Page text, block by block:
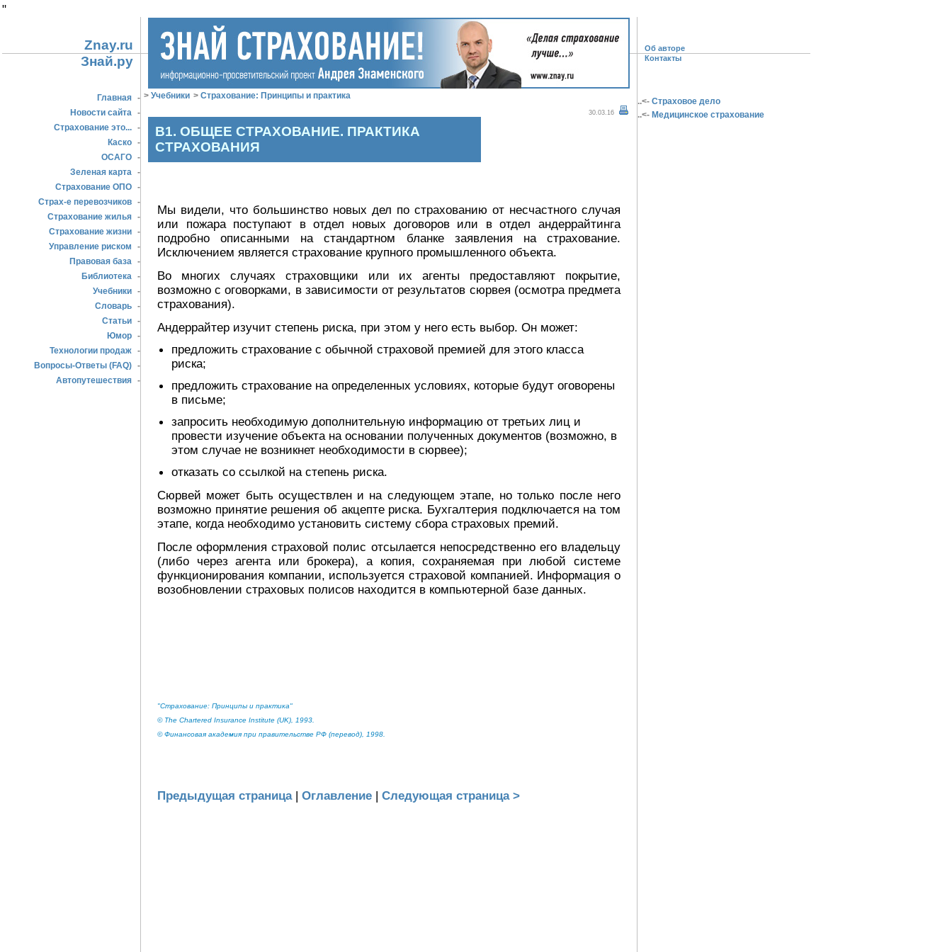
"
Znay.ru Об авторе
Знай.ру Контакты
Главная -
Новости сайта -
Страхование это... -
Каско -
ОСАГО -
Зеленая карта -
Страхование ОПО -
Страх-е перевозчиков -
Страхование жилья -
Страхование жизни -
Управление риском
-
Правовая база -
Библиотека -
Учебники -
Словарь -
Статьи -
Юмор -
Технологии продаж -
Вопросы-Ответы (FAQ) -
Автопутешествия -
> Учебники > Страхование: Принципы и практика
..<- Страховое дело
..<- Медицинское страхование
В1. ОБЩЕЕ СТРАХОВАНИЕ. ПРАКТИКА
СТРАХОВАНИЯ
30.03.16
Мы видели, что большинство новых дел по страхованию от несчастного случая
или пожара поступают в отдел новых договоров или в отдел андеррайтинга
подробно описанными на стандартном бланке заявления на страхование.
Исключением является страхование крупного промышленного объекта.
Во многих случаях страховщики или их агенты предоставляют покрытие,
возможно с оговорками, в зависимости от результатов сюрвея (осмотра предмета
страхования).
Андеррайтер изучит степень риска, при этом у него есть выбор. Он может:
предложить страхование с обычной страховой премией для этого класса
риска;
предложить страхование на определенных условиях, которые будут оговорены
в письме;
запросить необходимую дополнительную информацию от третьих лиц и
провести изучение объекта на основании полученных документов (возможно, в
этом случае не возникнет необходимости в сюрвее);
отказать со ссылкой на степень риска.
Сюрвей может быть осуществлен и на следующем этапе, но только после него
возможно принятие решения об акцепте риска. Бухгалтерия подключается на том
этапе, когда необходимо установить систему сбора страховых премий.
После оформления страховой полис отсылается непосредственно его владельцу
(либо через агента или брокера), а копия, сохраняемая при любой системе
функционирования компании, используется страховой компанией. Информация о
возобновлении страховых полисов находится в компьютерной базе данных.
"Страхование: Принципы и практика"
© The Chartered Insurance Institute (UK), 1993.
© Финансовая академия при правительстве РФ (перевод), 1998.
Предыдущая страница| Оглавление | Следующая страница >